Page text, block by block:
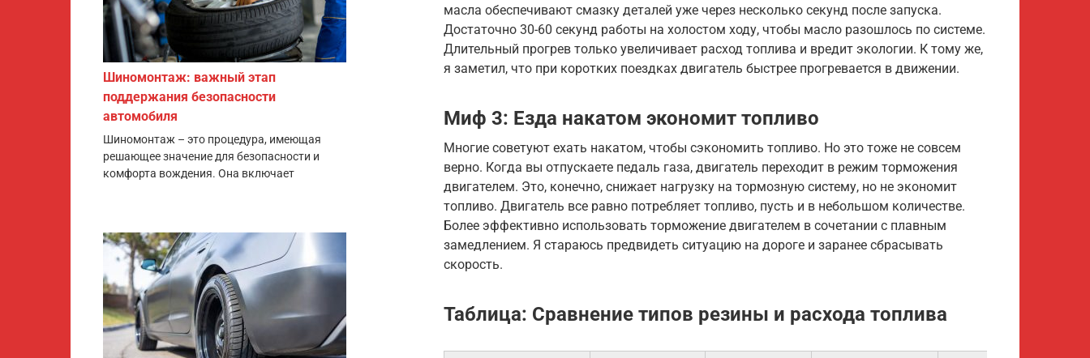
масла обеспечивают смазку деталей уже через несколько секунд после запуска.
Достаточно 30-60 секунд работы на холостом ходу, чтобы масло разошлось по системе.
Длительный прогрев только увеличивает расход топлива и вредит экологии. К тому же,
я заметил, что при коротких поездках двигатель быстрее прогревается в движении.
Миф 3: Езда накатом экономит топливо
Многие советуют ехать накатом, чтобы сэкономить топливо. Но это тоже не совсем
верно. Когда вы отпускаете педаль газа, двигатель переходит в режим торможения
двигателем. Это, конечно, снижает нагрузку на тормозную систему, но не экономит
топливо. Двигатель все равно потребляет топливо, пусть и в небольшом количестве.
Более эффективно использовать торможение двигателем в сочетании с плавным
замедлением. Я стараюсь предвидеть ситуацию на дороге и заранее сбрасывать
скорость.
Таблица: Сравнение типов резины и расхода топлива
Шиномонтаж: важный этап
поддержания безопасности
автомобиля
Шиномонтаж – это процедура, имеющая
решающее значение для безопасности и
комфорта вождения. Она включает